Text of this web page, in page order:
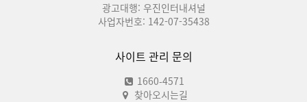
광고대행: 우진인터내셔널
사업자번호: 142-07-35438
사이트 관리 문의
1660-4571
찾아오시는길